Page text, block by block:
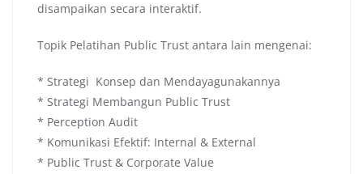
disampaikan secara interaktif.
Topik Pelatihan Public Trust antara lain mengenai:
* Strategi Konsep dan Mendayagunakannya
* Strategi Membangun Public Trust
* Perception Audit
* Komunikasi Efektif: Internal & External
* Public Trust & Corporate Value